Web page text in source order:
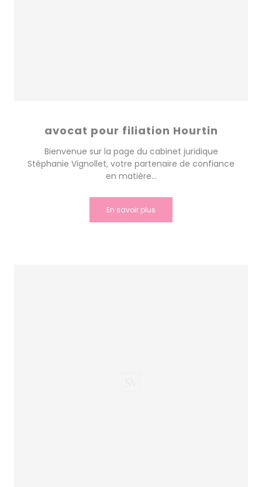
avocat pour filiation Hourtin
Bienvenue sur la page du cabinet juridique
Stéphanie Vignollet, votre partenaire de confiance
en matière...
En savoir plus